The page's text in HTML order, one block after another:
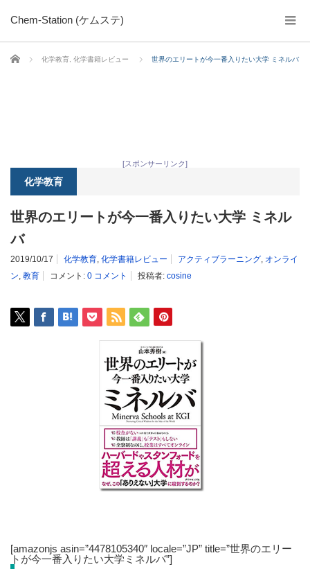
Chem-Station (ケムステ)
ホーム 化学教育 化学書籍レビュー 世界のエリートが今一番入りたい大学 ミネルバ
[スポンサーリンク]
化学教育
世界のエリートが今一番入りたい大学 ミネル
バ
2019/10/17 化学教育, 化学書籍レビュー アクティブラーニング, オンライ
ン, 教育 コメント: 0 コメント 投稿者: cosine
[amazonjs asin=”4478105340″ locale=”JP” title=”世界のエリー
トが今一番入りたい大学ミネルバ”]